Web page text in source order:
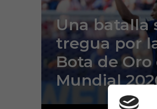
Una batalla
tregua por
Bota de Oro
Mundial